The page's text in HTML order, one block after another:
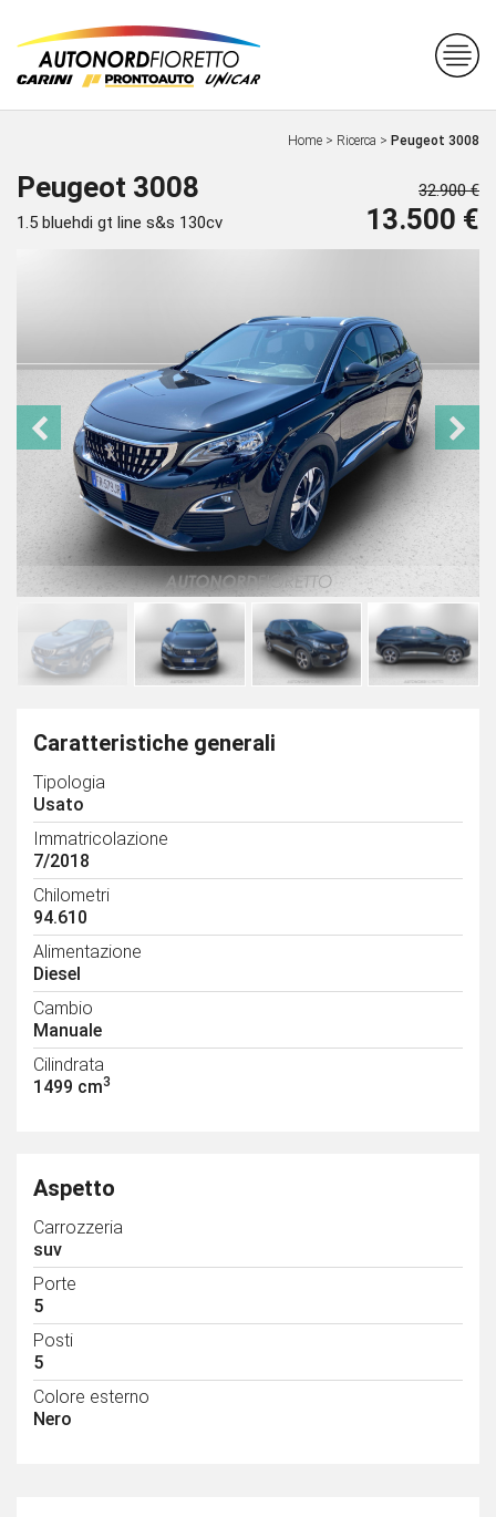
Home > Ricerca > Peugeot 3008
Peugeot 3008
1.5 bluehdi gt line s&s 130cv
32.900 €
13.500 €
Caratteristiche generali
Tipologia
Usato
Immatricolazione
7/2018
Chilometri
94.610
Alimentazione
Diesel
Cambio
Manuale
Cilindrata
1499 cm3
Aspetto
Carrozzeria
suv
Porte
5
Posti
5
Colore esterno
Nero